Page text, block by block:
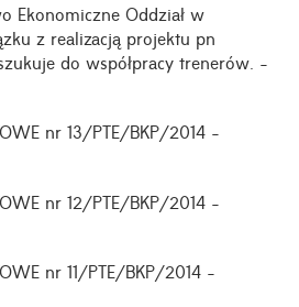
Ekonomiczne Oddział w
z realizacją projektu pn
do współpracy trenerów. -
nr 13/PTE/BKP/2014 -
nr 12/PTE/BKP/2014 -
nr 11/PTE/BKP/2014 -